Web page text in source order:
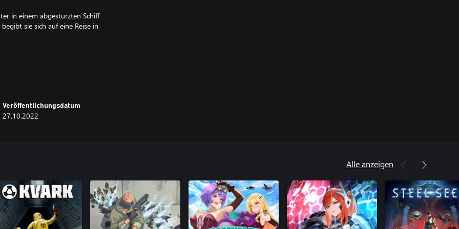
in einem abgestürzten Schiff
sie sich auf eine Reise in
suchst.
tauche ein in das mysteriöse
und finde heraus, was sich tief
Erinnerung und den
kosmischen Horror und
Charakteranimationen,
untermalt und durch
Veröffentlichungsdatum
27.10.2022
Alle anzeigen